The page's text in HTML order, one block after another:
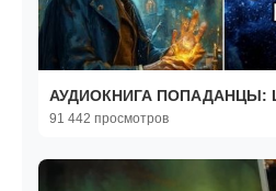
АУДИОКНИГА ПОПАДАНЦЫ:
91 442 просмотров